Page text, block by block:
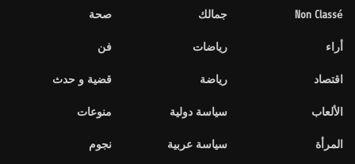
Non Classé
أراء
اقتصاد
الألعاب
المرأة
جمالك
رياضات
رياضة
سياسة دولية
سياسة عربية
صحة
فن
قضية و حدث
منوعات
نجوم